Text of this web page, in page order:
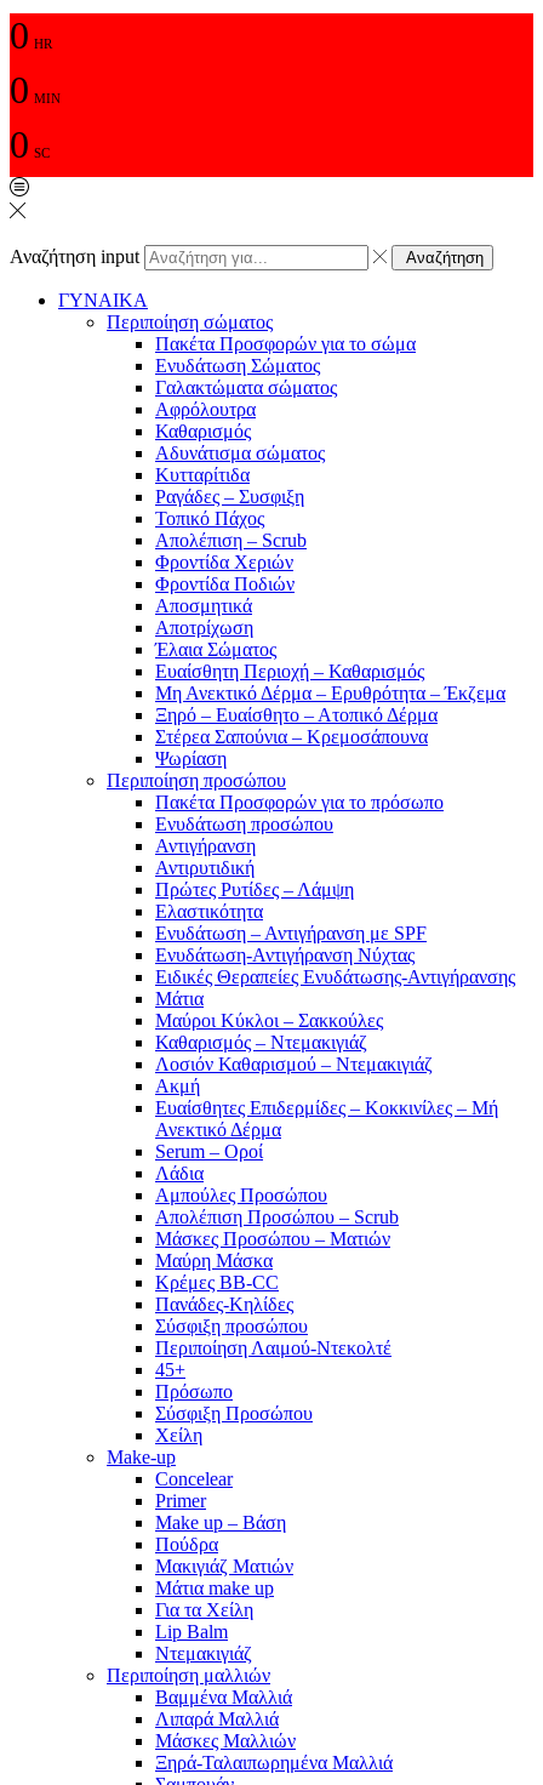
0 HR
0 MIN
0 SC
Αναζήτηση input Αναζήτηση
ΓΥΝΑΙΚΑ
Περιποίηση σώματος
Πακέτα Προσφορών για το σώμα
Ενυδάτωση Σώματος
Γαλακτώματα σώματος
Αφρόλουτρα
Καθαρισμός
Αδυνάτισμα σώματος
Κυτταρίτιδα
Ραγάδες – Συσφιξη
Τοπικό Πάχος
Απολέπιση – Scrub
Φροντίδα Χεριών
Φροντίδα Ποδιών
Αποσμητικά
Αποτρίχωση
Έλαια Σώματος
Ευαίσθητη Περιοχή – Καθαρισμός
Μη Ανεκτικό Δέρμα – Ερυθρότητα – Έκζεμα
Ξηρό – Ευαίσθητο – Ατοπικό Δέρμα
Στέρεα Σαπούνια – Κρεμοσάπουνα
Ψωρίαση
Περιποίηση προσώπου
Πακέτα Προσφορών για το πρόσωπο
Ενυδάτωση προσώπου
Αντιγήρανση
Αντιρυτιδική
Πρώτες Ρυτίδες – Λάμψη
Ελαστικότητα
Ενυδάτωση – Αντιγήρανση με SPF
Ενυδάτωση-Αντιγήρανση Νύχτας
Ειδικές Θεραπείες Ενυδάτωσης-Αντιγήρανσης
Μάτια
Μαύροι Κύκλοι – Σακκούλες
Καθαρισμός – Ντεμακιγιάζ
Λοσιόν Καθαρισμού – Ντεμακιγιάζ
Ακμή
Ευαίσθητες Επιδερμίδες – Κοκκινίλες – Μή
Ανεκτικό Δέρμα
Serum – Οροί
Λάδια
Αμπούλες Προσώπου
Απολέπιση Προσώπου – Scrub
Μάσκες Προσώπου – Ματιών
Μαύρη Μάσκα
Κρέμες BB-CC
Πανάδες-Κηλίδες
Σύσφιξη προσώπου
Περιποίηση Λαιμού-Ντεκολτέ
45+
Πρόσωπο
Σύσφιξη Προσώπου
Χείλη
Make-up
Concelear
Primer
Make up – Βάση
Πούδρα
Μακιγιάζ Ματιών
Μάτια make up
Για τα Χείλη
Lip Balm
Ντεμακιγιάζ
Περιποίηση μαλλιών
Βαμμένα Μαλλιά
Λιπαρά Μαλλιά
Μάσκες Μαλλιών
Ξηρά-Ταλαιπωρημένα Μαλλιά